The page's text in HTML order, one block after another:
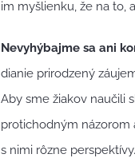
im myšlienku, že na to,
Nevyhýbajme sa ani
dianie prirodzený
Aby sme žiakov naučili
protichodným názorom
s nimi rôzne perspektívy.